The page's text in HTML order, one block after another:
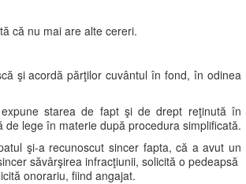
că nu mai are alte cereri.
şi acordă părţilor cuvântul în fond, în odinea
starea de fapt şi de drept reţinută în
lege în materie după procedura simplificată.
şi-a recunoscut sincer fapta, că a avut un
săvârşirea infracţiunii, solicită o pedeapsă
onorariu, fiind angajat.